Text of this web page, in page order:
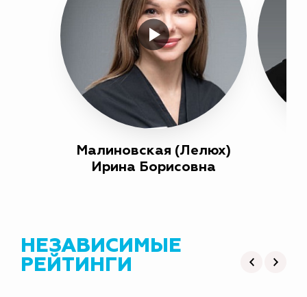
Малиновская (Лелюх)
Ирина Борисовна
НЕЗАВИСИМЫЕ
РЕЙТИНГИ